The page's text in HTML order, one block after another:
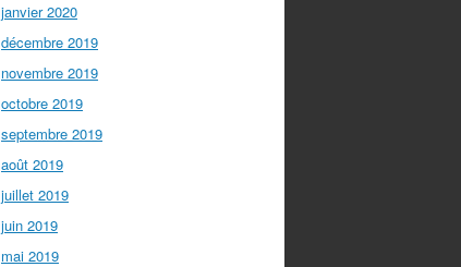
janvier 2020
décembre 2019
novembre 2019
octobre 2019
septembre 2019
août 2019
juillet 2019
juin 2019
mai 2019